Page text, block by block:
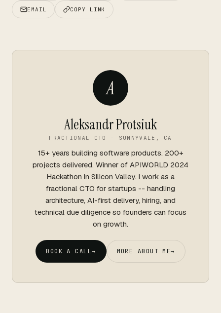
EMAIL COPY LINK
A
Aleksandr Protsiuk
FRACTIONAL CTO - SUNNYVALE, CA
15+ years building software products. 200+
projects delivered. Winner of APIWORLD 2024
Hackathon in Silicon Valley. I work as a
fractional CTO for startups -- handling
architecture, AI-first delivery, hiring, and
technical due diligence so founders can focus
on growth.
BOOK A CALL→ MORE ABOUT ME→